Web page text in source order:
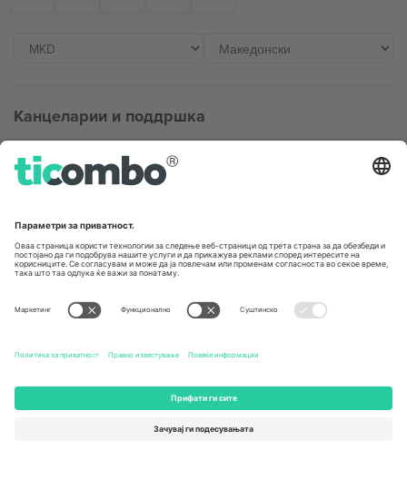
Канцеларии и поддршка
Germany
Unter den Linden 24, 10117
167 City Road, London, Greater
United States
131 Continental Dr, Suite 305,
Newark, Delaware 19713, United
States
Switzerland
Engelberg, Switzerland
Bulgaria
Regus Sofia City West, bul
United Arab Emirates
UAE Dubai Silicon Oasis, DDP
Building A1, Office 302, Dubai,